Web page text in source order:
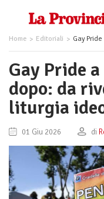
Home Editoriali Gay Pride a Varese,
Gay Pride
dopo: da
liturgia
01 Giu 2026 di